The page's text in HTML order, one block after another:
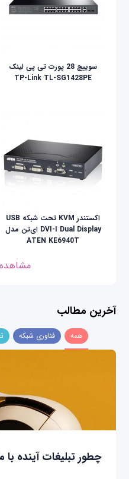
سوییچ 28 پورت تی پی لینک
TP-Link TL-SG1428PE
اکستندر KVM تحت شبکه USB
DVI-I Dual Display ای‌تن مدل
ATEN KE6940T
آخرین مطالب
همه فناوری شبکه
چطور تبلیغات آینده